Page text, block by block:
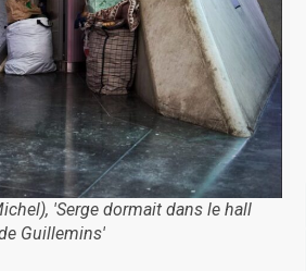
'Serge dormait dans le hall
Guillemins'